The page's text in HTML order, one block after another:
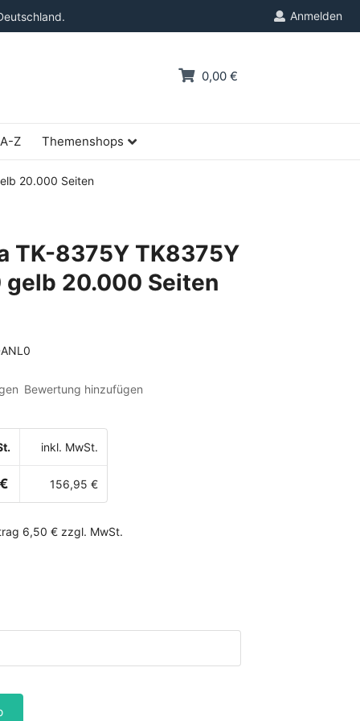
Anmelden
0,00 €
Z Themenshops
20.000 Seiten
TK-8375Y TK8375Y
gelb 20.000 Seiten
Bewertung hinzufügen
inkl. MwSt.
156,95 €
6,50 € zzgl. MwSt.